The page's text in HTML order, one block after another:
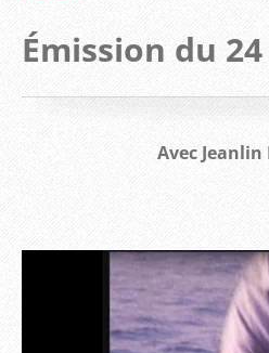
Émission du
Avec Jeanlin